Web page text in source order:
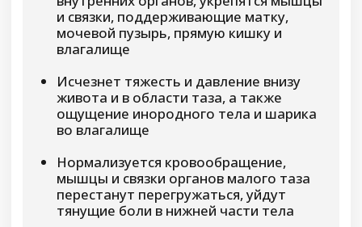
Пропадёт ощущение ватных ног,
повысится скорость реакции и
устойчивость при ходьбе
венозного застоя, исчезнет тяжесть и
Уменьшатся отёки, особенно в области
стоп и голеней
эластичными, улучшится общее
кровообращение в ногах и пояснице
Нормализуются обменные процессы,
стабилизируется работа нервной
системы